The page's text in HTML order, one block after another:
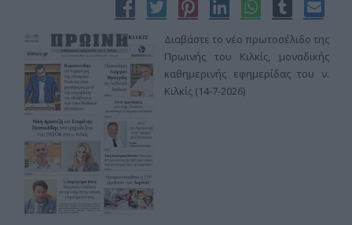
Διαβάστε το νέο πρωτοσέλιδο της
Πρωινής του Κιλκίς, μοναδικής
καθημερινής εφημερίδας του ν.
Κιλκίς (14-7-2026)